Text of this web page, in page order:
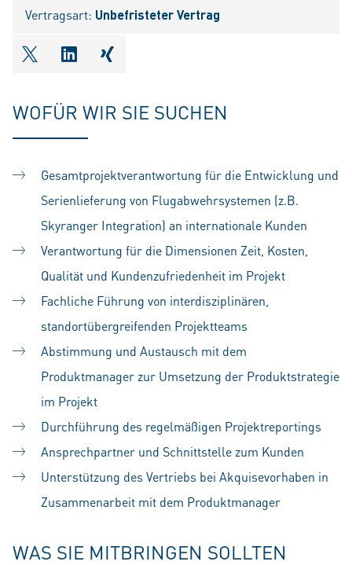
Vertragsart: Unbefristeter Vertrag
shareOntwitter
shareOnlinkedIn
shareOnxing
WOFÜR WIR SIE SUCHEN
Gesamtprojektverantwortung für die Entwicklung und
Serienlieferung von Flugabwehrsystemen (z.B.
Skyranger Integration) an internationale Kunden
Verantwortung für die Dimensionen Zeit, Kosten,
Qualität und Kundenzufriedenheit im Projekt
Fachliche Führung von interdisziplinären,
standortübergreifenden Projektteams
Abstimmung und Austausch mit dem
Produktmanager zur Umsetzung der Produktstrategie
im Projekt
Durchführung des regelmäßigen Projektreportings
Ansprechpartner und Schnittstelle zum Kunden
Unterstützung des Vertriebs bei Akquisevorhaben in
Zusammenarbeit mit dem Produktmanager
WAS SIE MITBRINGEN SOLLTEN